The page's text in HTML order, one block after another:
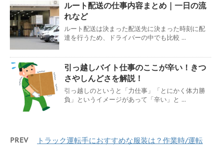
ルート配送の仕事内容まとめ｜一日の流
れなど
ルート配送は決まった配送先に決まった時刻に配
達を行うため、ドライバーの中でも比較 ...
引っ越しバイト仕事のここが辛い！きつ
さやしんどさを解説！
引っ越しのというと「力仕事」「とにかく体力勝
負」というイメージがあって「辛い」と ...
PREV
トラック運転手におすすめな服装は？作業時/運転